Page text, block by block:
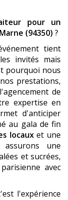
pour un
(94350) ?
tient
invités mais
pourquoi nous
prestations,
de
expertise en
d'anticiper
au gala de fin
locauxet une
une
et sucrées,
avec
l'expérience